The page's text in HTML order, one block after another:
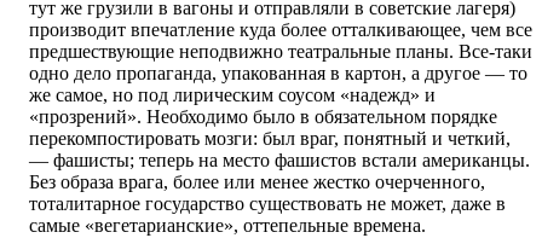
тут же грузили в вагоны и отправляли в советские лагеря)
производит впечатление куда более отталкивающее, чем все
предшествующие неподвижно театральные планы. Все-таки
одно дело пропаганда, упакованная в картон, а другое — то
же самое, но под лирическим соусом «надежд» и
«прозрений». Необходимо было в обязательном порядке
перекомпостировать мозги: был враг, понятный и четкий,
— фашисты; теперь на место фашистов встали американцы.
Без образа врага, более или менее жестко очерченного,
тоталитарное государство существовать не может, даже в
самые «вегетарианские», оттепельные времена.